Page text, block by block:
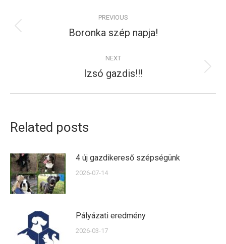
navigation
PREVIOUS
Previous
Boronka szép napja!
NEXT
Next
Izsó gazdis!!!
Related posts
4 új gazdikereső szépségünk
2026-07-14
Pályázati eredmény
2026-03-17